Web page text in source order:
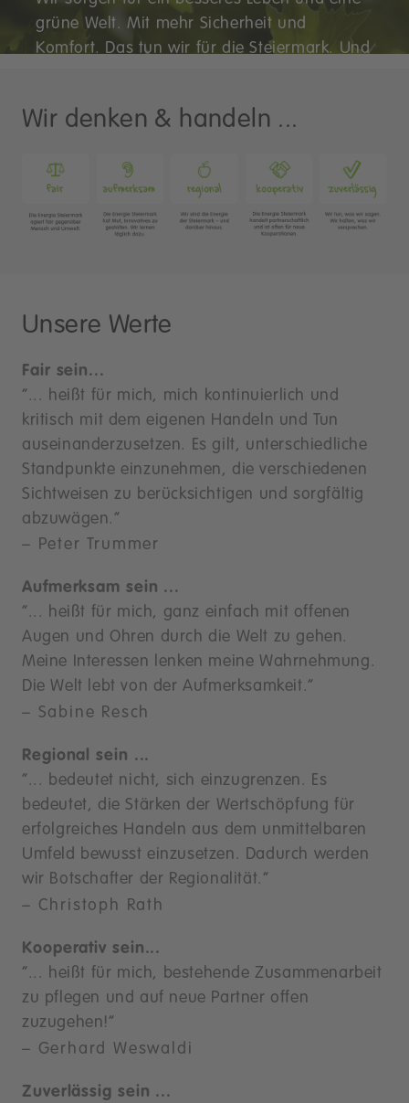
grüne Welt. Mit mehr Sicherheit und
Komfort. Das tun wir für die Steiermark. Und
Wir denken & handeln ...
Unsere Werte
Fair sein...
“... heißt für mich, mich kontinuierlich und
kritisch mit dem eigenen Handeln und Tun
auseinanderzusetzen. Es gilt, unterschiedliche
Standpunkte einzunehmen, die verschiedenen
Sichtweisen zu berücksichtigen und sorgfältig
abzuwägen.“
– Peter Trummer
Aufmerksam sein ...
“... heißt für mich, ganz einfach mit offenen
Augen und Ohren durch die Welt zu gehen.
Meine Interessen lenken meine Wahrnehmung.
Die Welt lebt von der Aufmerksamkeit.“
– Sabine Resch
Regional sein ...
“... bedeutet nicht, sich einzugrenzen. Es
bedeutet, die Stärken der Wertschöpfung für
erfolgreiches Handeln aus dem unmittelbaren
Umfeld bewusst einzusetzen. Dadurch werden
wir Botschafter der Regionalität.“
– Christoph Rath
Kooperativ sein...
“... heißt für mich, bestehende Zusammenarbeit
zu pflegen und auf neue Partner offen
zuzugehen!“
– Gerhard Weswaldi
Zuverlässig sein ...